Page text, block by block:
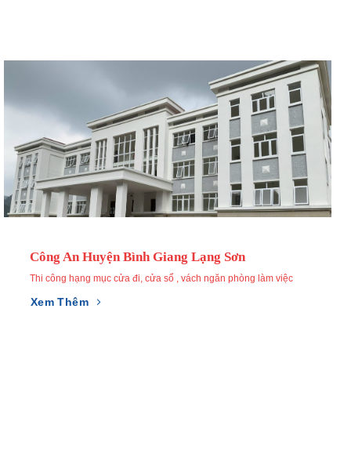
2 Tòa Nhà 7 Tầng Khu N07 Sài Đồng Long
Biên Hà Nội Bàn Giao 2021
Xem Thêm
Villa Flc Sầm Sơn Chủ Nhà Anh Chị Nguyễn
Hoàng Minh Sơn
Xem Thêm
Công An Huyện Bình Giang Lạng Sơn
Thi công hạng mục cửa đi, cửa sổ , vách ngăn phòng làm việc
Xem Thêm